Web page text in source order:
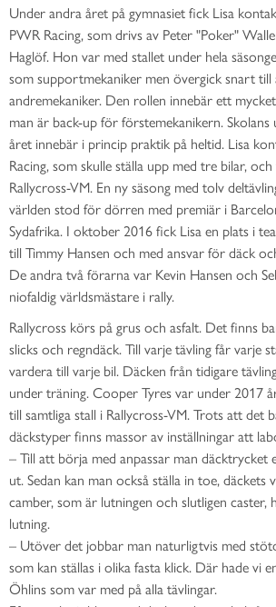
Under andra året på gymnasiet fick Lisa
PWR Racing, som drivs av Peter "Poker"
Haglöf. Hon var med stallet under hela
som supportmekaniker men övergick snart
andremekaniker. Den rollen innebär ett
man är back-up för förstemekanikern. Skolans
året innebär i princip praktik på heltid. Lisa
Racing, som skulle ställa upp med tre bilar,
Rallycross-VM. En ny säsong med tolv
världen stod för dörren med premiär i
Sydafrika. I oktober 2016 fick Lisa en plats i
till Timmy Hansen och med ansvar för däck
De andra två förarna var Kevin Hansen och
niofaldig världsmästare i rally.
Rallycross körs på grus och asfalt. Det finns
slicks och regndäck. Till varje tävling får varje
vardera till varje bil. Däcken från tidigare
under träning. Cooper Tyres var under 2017
till samtliga stall i Rallycross-VM. Trots att det
däckstyper finns massor av inställningar att
– Till att börja med anpassar man däcktrycket
ut. Sedan kan man också ställa in toe, däckets
camber, som är lutningen och slutligen caster,
lutning.
– Utöver det jobbar man naturligtvis med
som kan ställas i olika fasta klick. Där hade vi
Öhlins som var med på alla tävlingar.